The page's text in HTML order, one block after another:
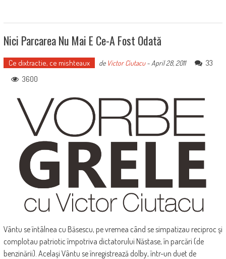
Nici Parcarea Nu Mai E Ce-A Fost Odată
Ce dixtractie, ce mishteaux de Victor Ciutacu- April 28, 2011
33
3600
Vântu se întâlnea cu Băsescu, pe vremea când se simpatizau reciproc şi
complotau patriotic împotriva dictatorului Năstase, în parcări (de
benzinării). Acelaşi Vântu se înregistrează dolby, într-un duet de